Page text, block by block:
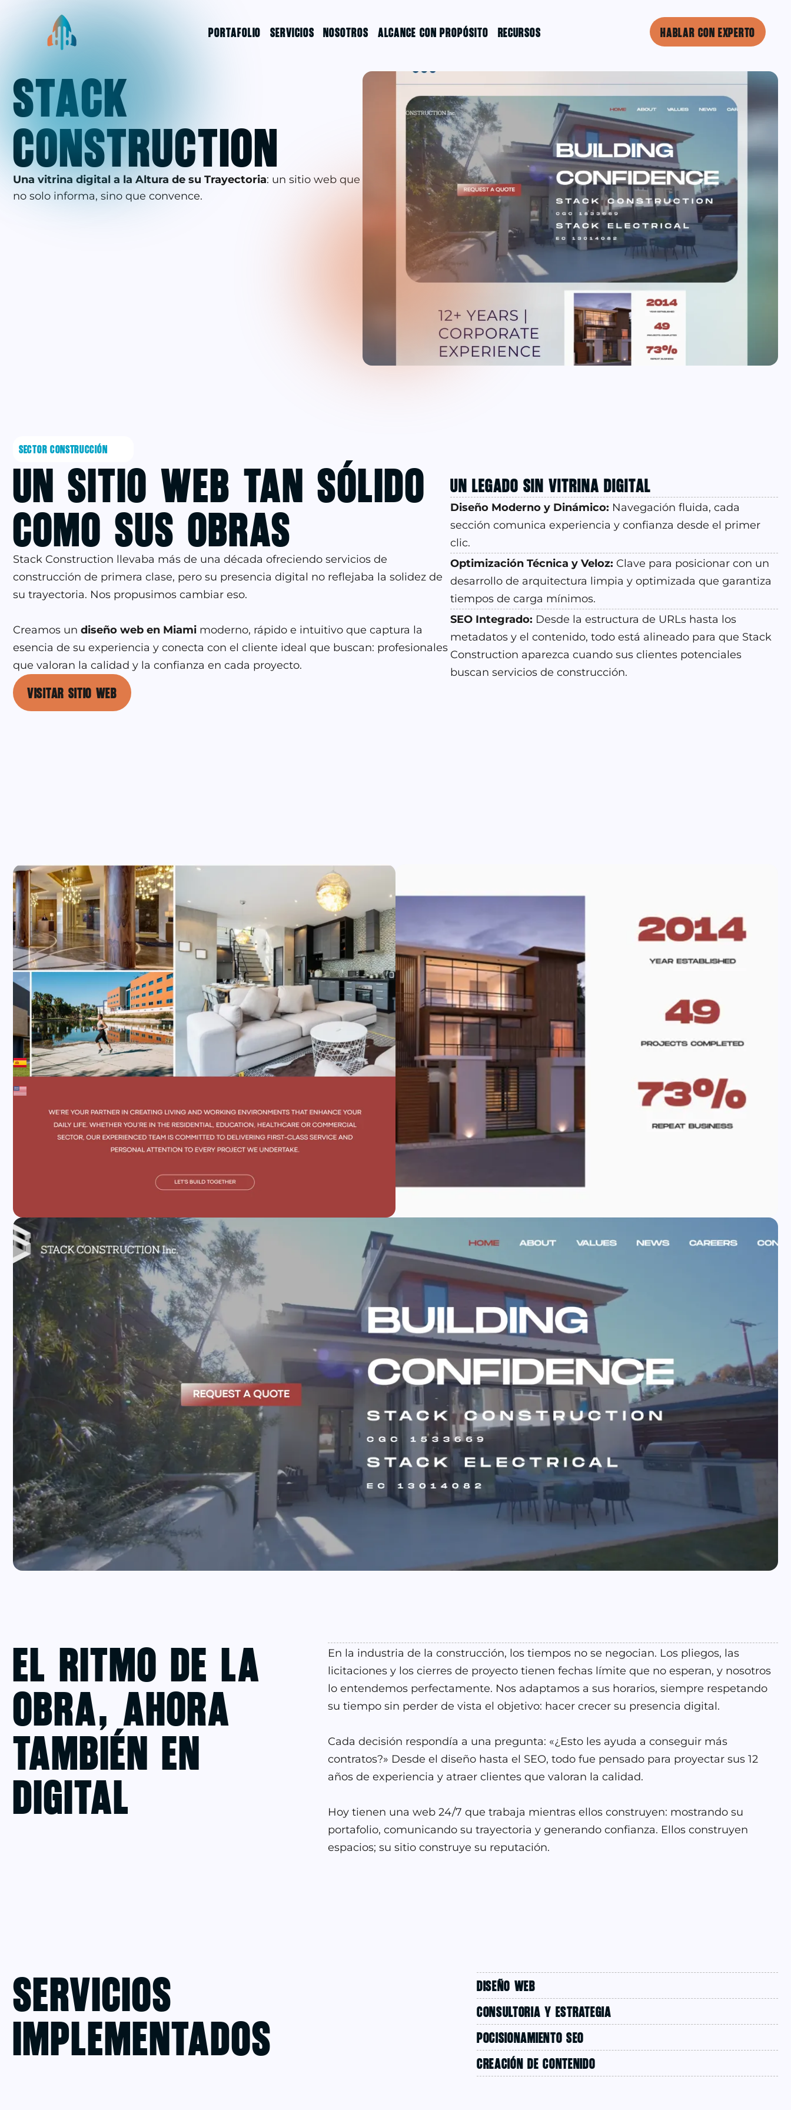
PORTAFOLIO SERVICIOS NOSOTROS ALCANCE CON PROPÓSITO RECURSOS HABLAR CON EXPERTO
STACK
CONSTRUCTION
Una vitrina digital a la Altura de su Trayectoria: un sitio web que
no solo informa, sino que convence.
SECTOR CONSTRUCCIÓN
Un Sitio Web Tan Sólido
Como sus Obras
Stack Construction llevaba más de una década ofreciendo servicios de
construcción de primera clase, pero su presencia digital no reflejaba la solidez de
su trayectoria. Nos propusimos cambiar eso.
Creamos un diseño web en Miami moderno, rápido e intuitivo que captura la
esencia de su experiencia y conecta con el cliente ideal que buscan: profesionales
que valoran la calidad y la confianza en cada proyecto.
VISITAR SITIO WEB
UN LEGADO SIN VITRINA DIGITAL
Diseño Moderno y Dinámico: Navegación fluida, cada
sección comunica experiencia y confianza desde el primer
clic.
Optimización Técnica y Veloz: Clave para posicionar con un
desarrollo de arquitectura limpia y optimizada que garantiza
tiempos de carga mínimos.
SEO Integrado: Desde la estructura de URLs hasta los
metadatos y el contenido, todo está alineado para que Stack
Construction aparezca cuando sus clientes potenciales
buscan servicios de construcción.
El Ritmo de la
Obra, Ahora
También en
Digital
En la industria de la construcción, los tiempos no se negocian. Los pliegos, las
licitaciones y los cierres de proyecto tienen fechas límite que no esperan, y nosotros
lo entendemos perfectamente. Nos adaptamos a sus horarios, siempre respetando
su tiempo sin perder de vista el objetivo: hacer crecer su presencia digital.
Cada decisión respondía a una pregunta: «¿Esto les ayuda a conseguir más
contratos?» Desde el diseño hasta el SEO, todo fue pensado para proyectar sus 12
años de experiencia y atraer clientes que valoran la calidad.
Hoy tienen una web 24/7 que trabaja mientras ellos construyen: mostrando su
portafolio, comunicando su trayectoria y generando confianza. Ellos construyen
espacios; su sitio construye su reputación.
Servicios
Implementados
DISEÑO WEB
CONSULTORIA Y ESTRATEGIA
POCISIONAMIENTO SEO
CREACIÓN DE CONTENIDO